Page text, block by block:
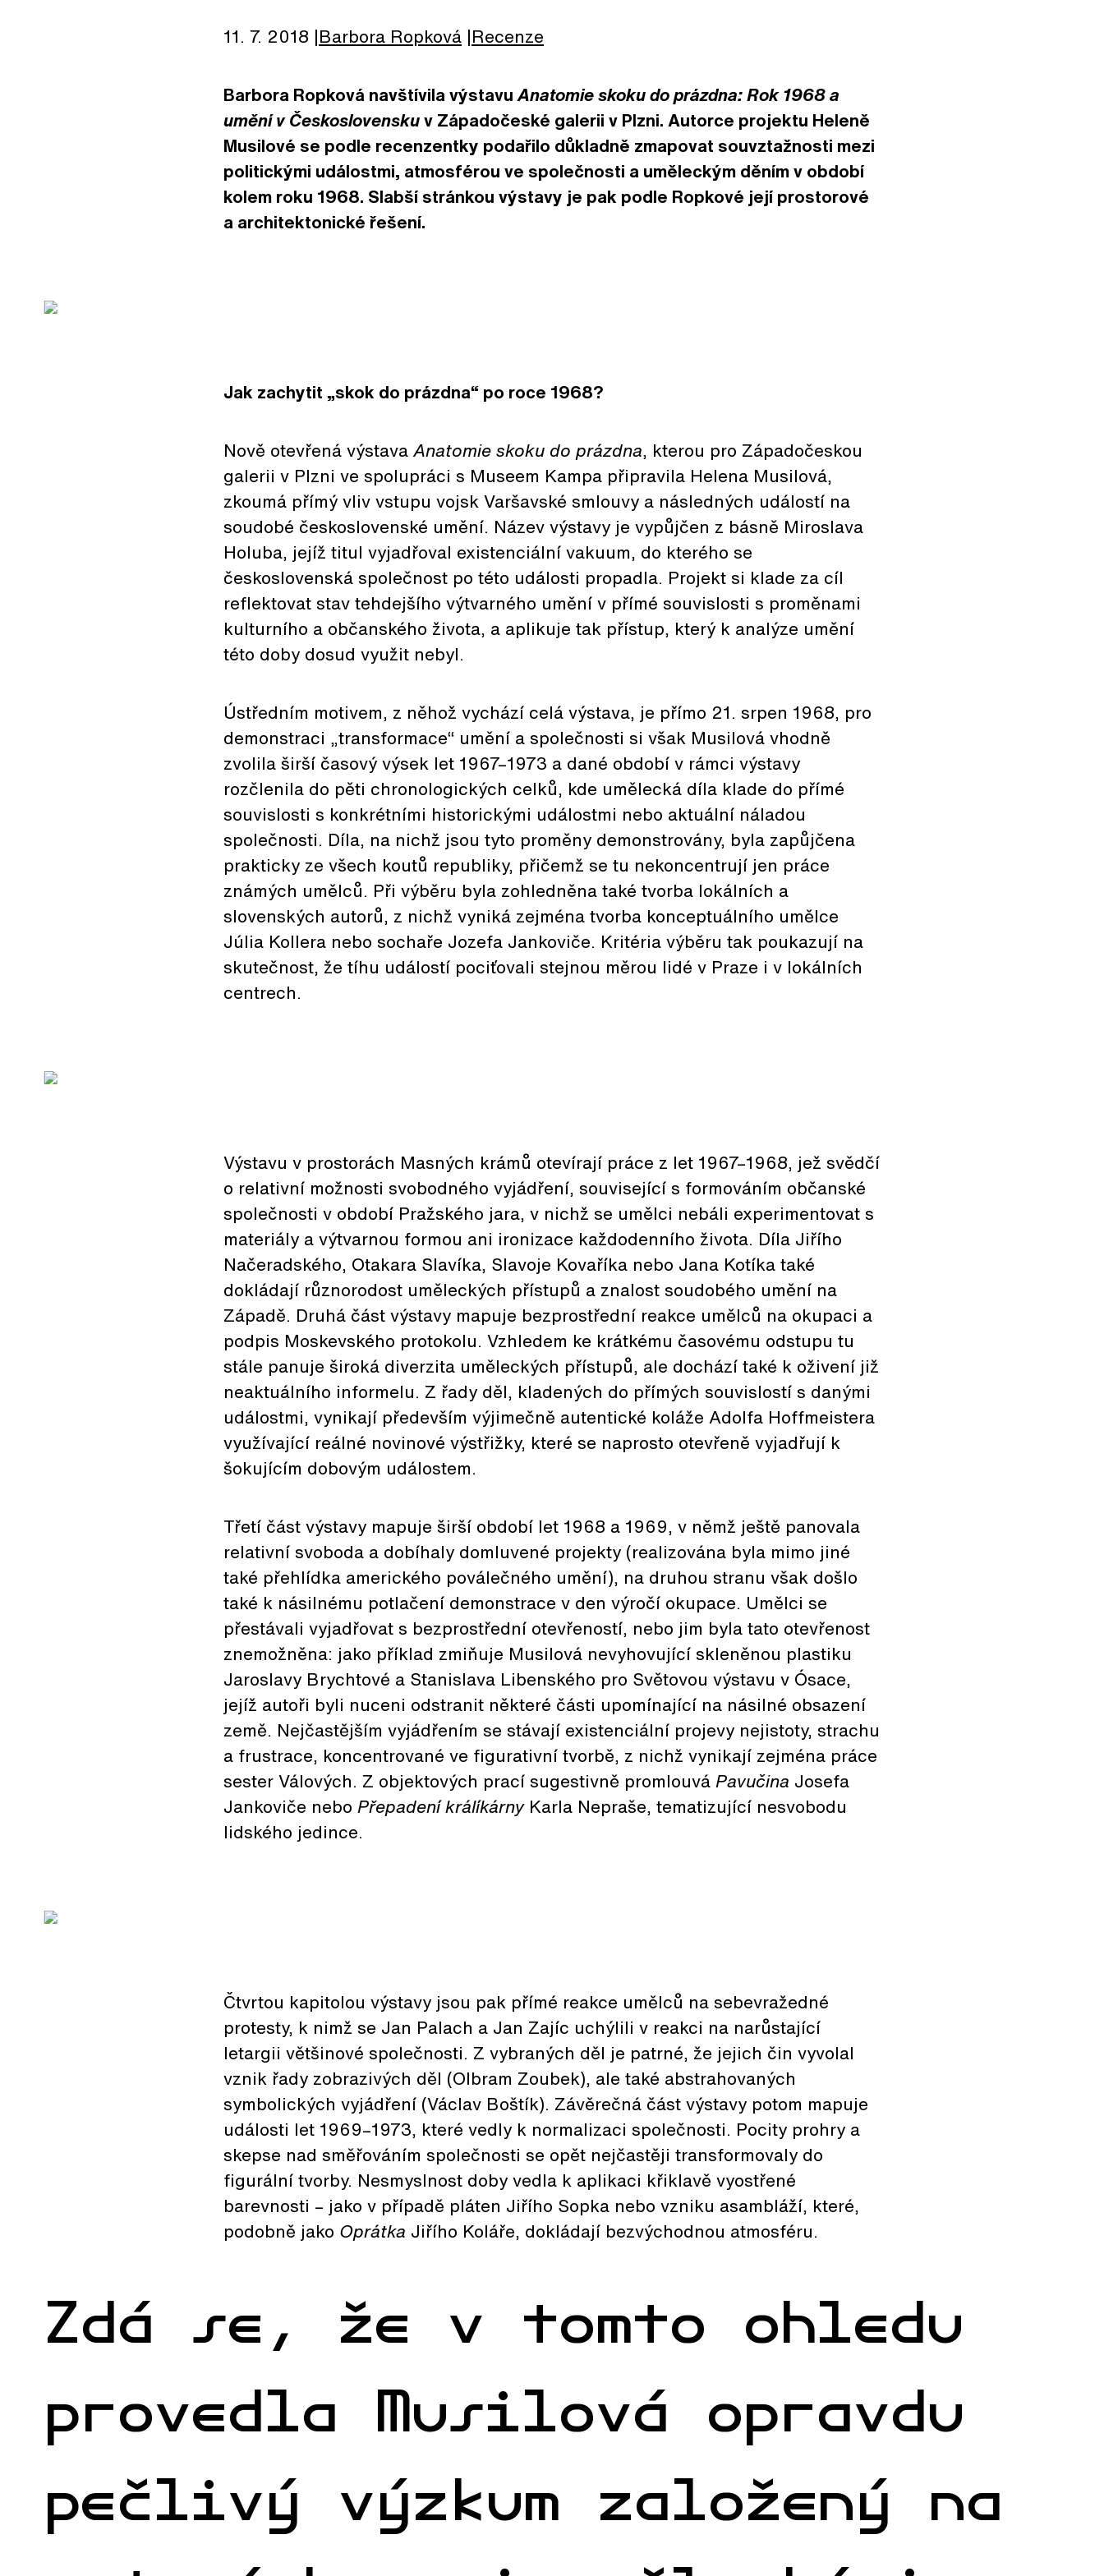
11. 7. 2018 Barbora Ropková Recenze
Barbora Ropková navštívila výstavuAnatomie skoku do prázdna: Rok 1968 a
umění v Československuv Západočeské galerii v Plzni. Autorce projektu Heleně
Musilové se podle recenzentky podařilo důkladně zmapovat souvztažnosti mezi
politickými událostmi, atmosférou ve společnosti a uměleckým děním v období
kolem roku 1968. Slabší stránkou výstavy je pak podle Ropkové její prostorové
a architektonické řešení.
Jak zachytit „skok do prázdna“ po roce 1968?
Nově otevřená výstava Anatomie skoku do prázdna, kterou pro Západočeskou
galerii v Plzni ve spolupráci s Museem Kampa připravila Helena Musilová,
zkoumá přímý vliv vstupu vojsk Varšavské smlouvy a následných událostí na
soudobé československé umění. Název výstavy je vypůjčen z básně Miroslava
Holuba, jejíž titul vyjadřoval existenciální vakuum, do kterého se
československá společnost po této události propadla. Projekt si klade za cíl
reflektovat stav tehdejšího výtvarného umění v přímé souvislosti s proměnami
kulturního a občanského života, a aplikuje tak přístup, který k analýze umění
této doby dosud využit nebyl.
Ústředním motivem, z něhož vychází celá výstava, je přímo 21. srpen 1968, pro
demonstraci „transformace“ umění a společnosti si však Musilová vhodně
zvolila širší časový výsek let 1967–1973 a dané období v rámci výstavy
rozčlenila do pěti chronologických celků, kde umělecká díla klade do přímé
souvislosti s konkrétními historickými událostmi nebo aktuální náladou
společnosti. Díla, na nichž jsou tyto proměny demonstrovány, byla zapůjčena
prakticky ze všech koutů republiky, přičemž se tu nekoncentrují jen práce
známých umělců. Při výběru byla zohledněna také tvorba lokálních a
slovenských autorů, z nichž vyniká zejména tvorba konceptuálního umělce
Júlia Kollera nebo sochaře Jozefa Jankoviče. Kritéria výběru tak poukazují na
skutečnost, že tíhu událostí pociťovali stejnou měrou lidé v Praze i v lokálních
centrech.
Výstavu v prostorách Masných krámů otevírají práce z let 1967–1968, jež svědčí
o relativní možnosti svobodného vyjádření, související s formováním občanské
společnosti v období Pražského jara, v nichž se umělci nebáli experimentovat s
materiály a výtvarnou formou ani ironizace každodenního života. Díla Jiřího
Načeradského, Otakara Slavíka, Slavoje Kovaříka nebo Jana Kotíka také
dokládají různorodost uměleckých přístupů a znalost soudobého umění na
Západě. Druhá část výstavy mapuje bezprostřední reakce umělců na okupaci a
podpis Moskevského protokolu. Vzhledem ke krátkému časovému odstupu tu
stále panuje široká diverzita uměleckých přístupů, ale dochází také k oživení již
neaktuálního informelu. Z řady děl, kladených do přímých souvislostí s danými
událostmi, vynikají především výjimečně autentické koláže Adolfa Hoffmeistera
využívající reálné novinové výstřižky, které se naprosto otevřeně vyjadřují k
šokujícím dobovým událostem.
Třetí část výstavy mapuje širší období let 1968 a 1969, v němž ještě panovala
relativní svoboda a dobíhaly domluvené projekty (realizována byla mimo jiné
také přehlídka amerického poválečného umění), na druhou stranu však došlo
také k násilnému potlačení demonstrace v den výročí okupace. Umělci se
přestávali vyjadřovat s bezprostřední otevřeností, nebo jim byla tato otevřenost
znemožněna: jako příklad zmiňuje Musilová nevyhovující skleněnou plastiku
Jaroslavy Brychtové a Stanislava Libenského pro Světovou výstavu v Ósace,
jejíž autoři byli nuceni odstranit některé části upomínající na násilné obsazení
země. Nejčastějším vyjádřením se stávají existenciální projevy nejistoty, strachu
a frustrace, koncentrované ve figurativní tvorbě, z nichž vynikají zejména práce
sester Válových. Z objektových prací sugestivně promlouvá Pavučina Josefa
Jankoviče nebo Přepadení králíkárnyKarla Nepraše, tematizující nesvobodu
lidského jedince.
Čtvrtou kapitolou výstavy jsou pak přímé reakce umělců na sebevražedné
protesty, k nimž se Jan Palach a Jan Zajíc uchýlili v reakci na narůstající
letargii většinové společnosti. Z vybraných děl je patrné, že jejich čin vyvolal
vznik řady zobrazivých děl (Olbram Zoubek), ale také abstrahovaných
symbolických vyjádření (Václav Boštík). Závěrečná část výstavy potom mapuje
události let 1969–1973, které vedly k normalizaci společnosti. Pocity prohry a
skepse nad směřováním společnosti se opět nejčastěji transformovaly do
figurální tvorby. Nesmyslnost doby vedla k aplikaci křiklavě vyostřené
barevnosti – jako v případě pláten Jiřího Sopka nebo vzniku asambláží, které,
podobně jako Oprátka Jiřího Koláře, dokládají bezvýchodnou atmosféru.
Zdá se, že v tomto ohledu
provedla Musilová opravdu
pečlivý výzkum založený na